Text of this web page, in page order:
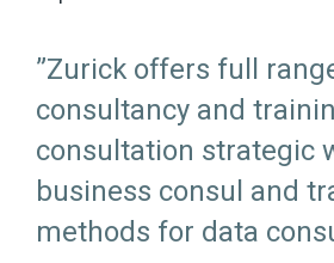
”Zurick offers full
consultancy and
consultation strategic
business consul and
methods for data